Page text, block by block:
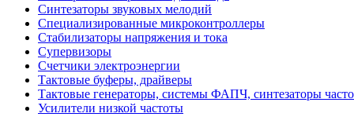
Синтезаторы звуковых мелодий
Специализированные микроконтроллеры
Стабилизаторы напряжения и тока
Супервизоры
Счетчики электроэнергии
Тактовые буферы, драйверы
Тактовые генераторы, системы ФАПЧ, синтезаторы
Усилители низкой частоты